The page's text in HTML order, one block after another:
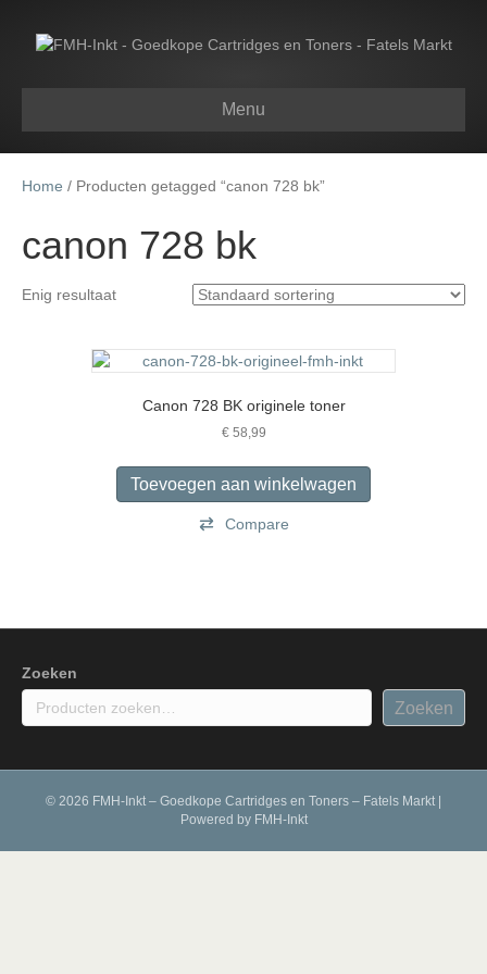
Menu
Home / Producten getagged “canon 728 bk”
canon 728 bk
Enig resultaat
Canon 728 BK originele toner
€58,99
Toevoegen aan winkelwagen
Compare
Zoeken
Zoeken
© 2026 FMH-Inkt – Goedkope Cartridges en Toners – Fatels Markt
Powered by FMH-Inkt